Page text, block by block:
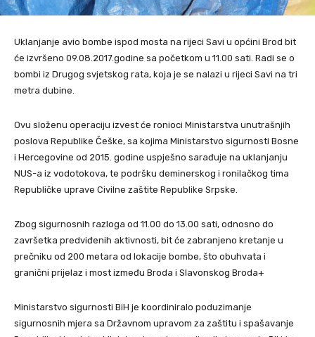
Uklanjanje avio bombe ispod mosta na rijeci Savi u općini Brod bit
će izvršeno 09.08.2017.godine sa početkom u 11.00 sati. Radi se o
bombi iz Drugog svjetskog rata, koja je se nalazi u rijeci Savi na tri
metra dubine.
Ovu složenu operaciju izvest će ronioci Ministarstva unutrašnjih
poslova Republike Češke, sa kojima Ministarstvo sigurnosti Bosne
i Hercegovine od 2015. godine uspješno sarađuje na uklanjanju
NUS-a iz vodotokova, te podršku deminerskog i ronilačkog tima
Republičke uprave Civilne zaštite Republike Srpske.
Zbog sigurnosnih razloga od 11.00 do 13.00 sati, odnosno do
završetka predviđenih aktivnosti, bit će zabranjeno kretanje u
prečniku od 200 metara od lokacije bombe, što obuhvata i
granični prijelaz i most između Broda i Slavonskog Broda+
Ministarstvo sigurnosti BiH je koordiniralo poduzimanje
sigurnosnih mjera sa Državnom upravom za zaštitu i spašavanje